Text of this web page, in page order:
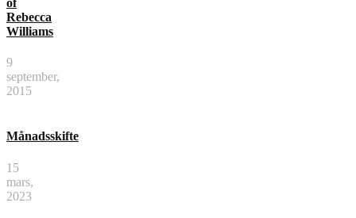
of
Rebecca
Williams
9
september,
2015
Månadsskifte
15
mars,
2023